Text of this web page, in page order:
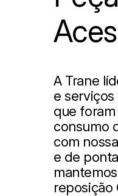
A Trane
e
que
consumo
com
e de
reposição